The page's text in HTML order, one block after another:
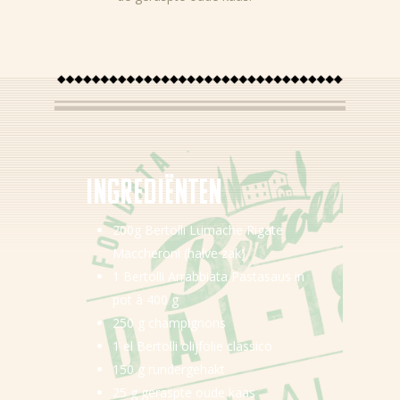
Ingrediënten
200g Bertolli Lumache Rigate
Maccheroni (halve zak)
1 Bertolli Arrabbiata Pastasaus in
pot à 400 g
250 g champignons
1 el Bertolli olijfolie classico
150 g rundergehakt
25 g geraspte oude kaas
Recepten
Producten
Over Bertolli
Tips & Tricks
Waar te koop
NL (BE)